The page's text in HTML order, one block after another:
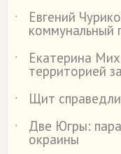
˙ Евгений
коммунальный
˙
Екатерина
территорией
˙
Щит
˙
Две Югры:
окраины